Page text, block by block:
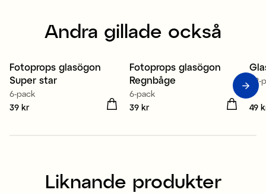
Andra gillade också
Fotoprops glasögon
Super star
6-pack
Pris:
39 kr
Fotoprops glasögon
Regnbåge
6-pack
Pris:
39 kr Pris
49
Liknande produkter